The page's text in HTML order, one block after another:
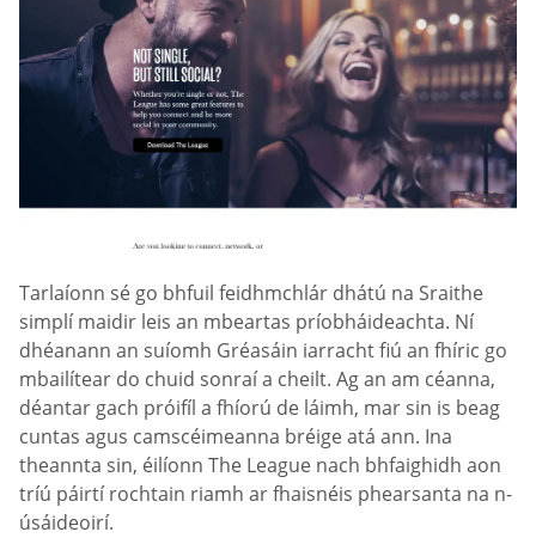
Tarlaíonn sé go bhfuil feidhmchlár dhátú na Sraithe
simplí maidir leis an mbeartas príobháideachta. Ní
dhéanann an suíomh Gréasáin iarracht fiú an fhíric go
mbailítear do chuid sonraí a cheilt. Ag an am céanna,
déantar gach próifíl a fhíorú de láimh, mar sin is beag
cuntas agus camscéimeanna bréige atá ann. Ina
theannta sin, éilíonn The League nach bhfaighidh aon
tríú páirtí rochtain riamh ar fhaisnéis phearsanta na n-
úsáideoirí.